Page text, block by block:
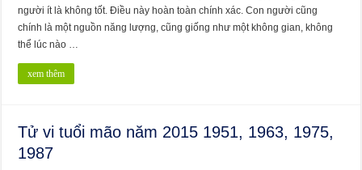
người ít là không tốt. Điều này hoàn toàn chính xác. Con người cũng
chính là một nguồn năng lượng, cũng giống như một không gian, không
thể lúc nào …
xem thêm
Tử vi tuổi mão năm 2015 1951, 1963, 1975,
1987